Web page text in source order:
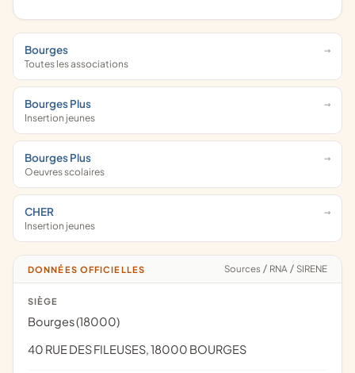
Bourges
Toutes les associations
Bourges Plus
Insertion jeunes
Bourges Plus
Oeuvres scolaires
CHER
Insertion jeunes
DONNÉES OFFICIELLES Sources / RNA / SIRENE
SIÈGE
Bourges (18000)
40 RUE DES FILEUSES, 18000 BOURGES